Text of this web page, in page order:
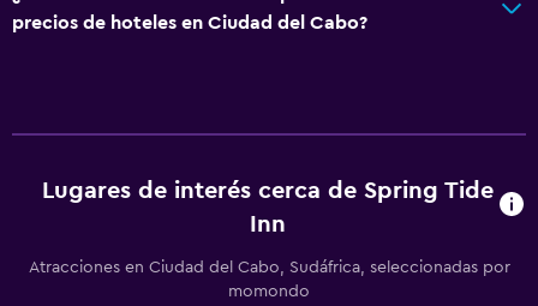
precios de hoteles en Ciudad del Cabo?
Lugares de interés cerca de Spring Tide
Inn
Atracciones en Ciudad del Cabo, Sudáfrica, seleccionadas por
momondo